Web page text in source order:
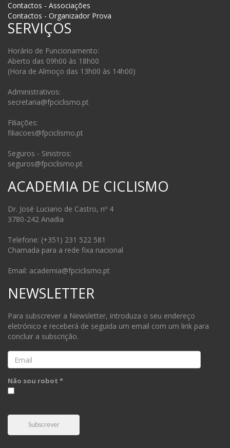
Contactos - Associações
Contactos - Organizador Prova
SERVIÇOS
Horário de Funcionamento:
Aberto das 09h00 às 18h00
(Hora de Almoço das 13h00 às 14h00)
Administrativos:
secretaria@fpciclismo.pt
Filiações:
filiacoes@fpciclismo.pt
Seguros - Sinistros:
seguros@fpciclismo.pt
ACADEMIA DE CICLISMO
Dr. José Luciano de Castro, nº 4
3780-242 Anadia
Telefone: (+351) 231 522 581
Chamada para a rede fixa nacional
Email: academia@fpciclismo.pt
NEWSLETTER
Para subscrever a Newsletter, introduza o seu endereço
eletrónico e receberá de seguida um email com um link para
concluir a subscrição.
Email
Não sou robot *
Subscrever